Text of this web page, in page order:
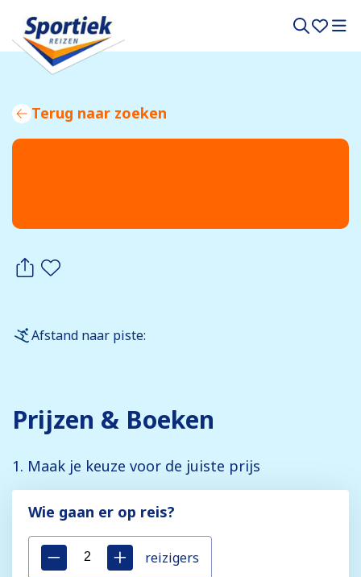
Terug naar zoeken
Afstand naar piste:
Prijzen & Boeken
1. Maak je keuze voor de juiste prijs
Wie gaan er op reis?
reizigers